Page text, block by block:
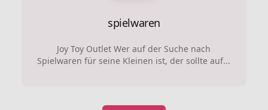
spielwaren
Joy Toy Outlet Wer auf der Suche nach
Spielwaren für seine Kleinen ist, der sollte auf...